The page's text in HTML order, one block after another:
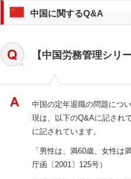
中国に関するQ&A
【中国労務管理シリ
中国の定年退職の問題につ
現は、以下のQ&Aに記され
に記されています。
「男性は、満60歳、女性
厅函〔2001〕125号）